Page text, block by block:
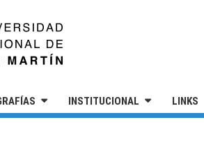
INSTITUCIONAL LINKS